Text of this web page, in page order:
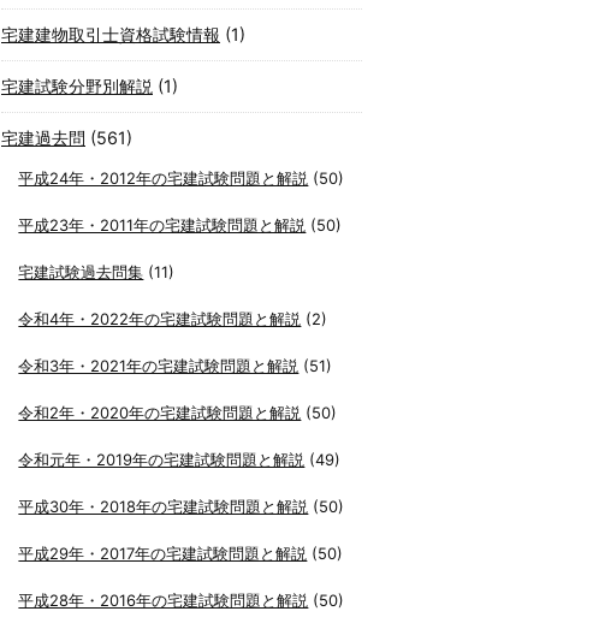
宅建建物取引士資格試験情報 (1)
宅建試験分野別解説 (1)
宅建過去問 (561)
平成24年・2012年の宅建試験問題と解説 (50)
平成23年・2011年の宅建試験問題と解説 (50)
宅建試験過去問集 (11)
令和4年・2022年の宅建試験問題と解説 (2)
令和3年・2021年の宅建試験問題と解説 (51)
令和2年・2020年の宅建試験問題と解説 (50)
令和元年・2019年の宅建試験問題と解説 (49)
平成30年・2018年の宅建試験問題と解説 (50)
平成29年・2017年の宅建試験問題と解説 (50)
平成28年・2016年の宅建試験問題と解説 (50)